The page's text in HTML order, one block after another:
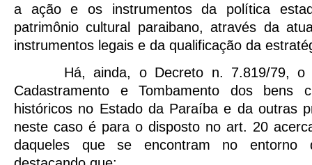
a ação e os instrumentos da política
patrimônio cultural paraibano, através da
instrumentos legais e da qualificação da
Há, ainda, o Decreto n.
7.819/79,
Cadastramento e Tombamento dos bens
históricos no Estado da Paraíba e da outras
neste caso é para o disposto no art. 20
daqueles que se encontram no entorno